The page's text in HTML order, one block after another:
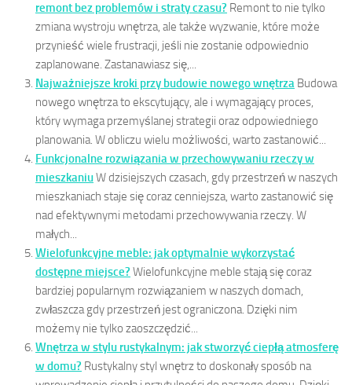
remont bez problemów i straty czasu? Remont to nie tylko
zmiana wystroju wnętrza, ale także wyzwanie, które może
przynieść wiele frustracji, jeśli nie zostanie odpowiednio
zaplanowane. Zastanawiasz się,...
Najważniejsze kroki przy budowie nowego wnętrza Budowa
nowego wnętrza to ekscytujący, ale i wymagający proces,
który wymaga przemyślanej strategii oraz odpowiedniego
planowania. W obliczu wielu możliwości, warto zastanowić...
Funkcjonalne rozwiązania w przechowywaniu rzeczy w
mieszkaniuW dzisiejszych czasach, gdy przestrzeń w naszych
mieszkaniach staje się coraz cenniejsza, warto zastanowić się
nad efektywnymi metodami przechowywania rzeczy. W
małych...
Wielofunkcyjne meble: jak optymalnie wykorzystać
dostępne miejsce? Wielofunkcyjne meble stają się coraz
bardziej popularnym rozwiązaniem w naszych domach,
zwłaszcza gdy przestrzeń jest ograniczona. Dzięki nim
możemy nie tylko zaoszczędzić...
Wnętrza w stylu rustykalnym: jak stworzyć ciepłą atmosferę
w domu? Rustykalny styl wnętrz to doskonały sposób na